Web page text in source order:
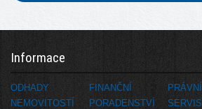
Informace
ODHADY
NEMOVITOSTÍ
FINANČNÍ
PORADENSTVÍ
PRÁVNÍ
SERVIS